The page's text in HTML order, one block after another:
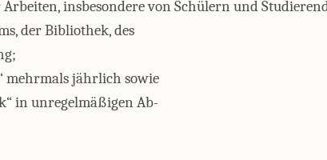
insbesondere von Schülern und
der Bibliothek, des
mehrmals jährlich sowie
in unregelmäßigen Ab-